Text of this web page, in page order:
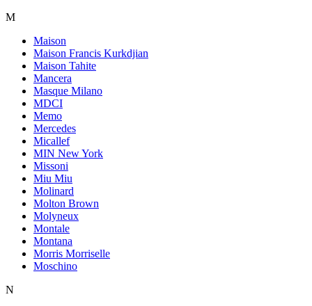
M
Maison
Maison Francis Kurkdjian
Maison Tahite
Mancera
Masque Milano
MDCI
Memo
Mercedes
Micallef
MIN New York
Missoni
Miu Miu
Molinard
Molton Brown
Molyneux
Montale
Montana
Morris Morriselle
Moschino
N